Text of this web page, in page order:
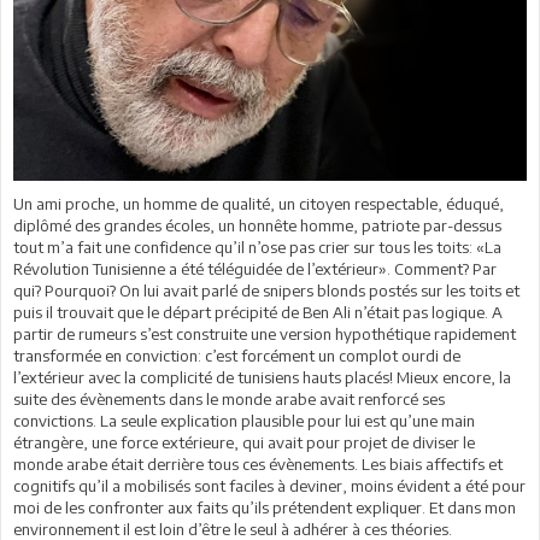
Un ami proche, un homme de qualité, un citoyen respectable, éduqué,
diplômé des grandes écoles, un honnête homme, patriote par-dessus
tout m’a fait une confidence qu’il n’ose pas crier sur tous les toits: «La
Révolution Tunisienne a été téléguidée de l’extérieur». Comment? Par
qui? Pourquoi? On lui avait parlé de snipers blonds postés sur les toits et
puis il trouvait que le départ précipité de Ben Ali n’était pas logique. A
partir de rumeurs s’est construite une version hypothétique rapidement
transformée en conviction: c’est forcément un complot ourdi de
l’extérieur avec la complicité de tunisiens hauts placés! Mieux encore, la
suite des évènements dans le monde arabe avait renforcé ses
convictions. La seule explication plausible pour lui est qu’une main
étrangère, une force extérieure, qui avait pour projet de diviser le
monde arabe était derrière tous ces évènements. Les biais affectifs et
cognitifs qu’il a mobilisés sont faciles à deviner, moins évident a été pour
moi de les confronter aux faits qu’ils prétendent expliquer. Et dans mon
environnement il est loin d’être le seul à adhérer à ces théories.